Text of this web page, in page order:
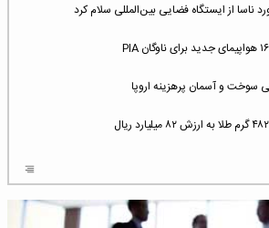
ناسا از ایستگاه فضایی بین‌المللی سلام کرد
سوخت و آسمان پرهزینه اروپا
و پاریس